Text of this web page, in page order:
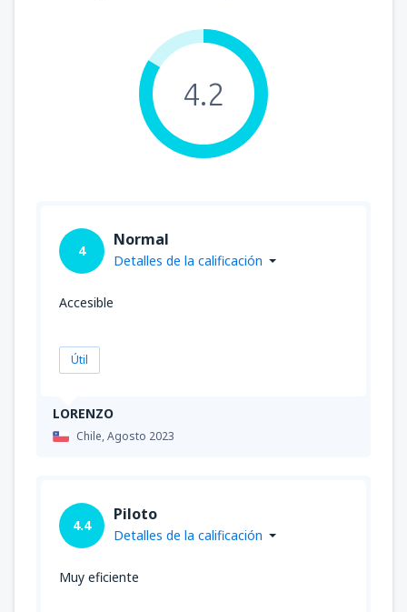
4.2
LORENZO
Chile,Agosto 2023
4
Normal
Detalles de la calificación
Accesible
Útil
4.4
Piloto
Detalles de la calificación
Muy eficiente